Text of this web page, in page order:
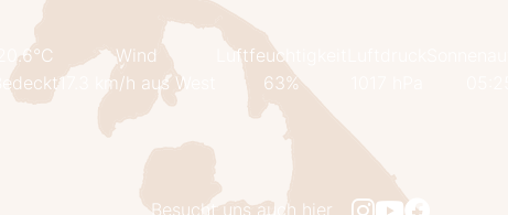
20.6°C
Bedeckt
Wind
17.3 km/h aus West
Luftfeuchtigkeit
63%
Besucht uns auch hier